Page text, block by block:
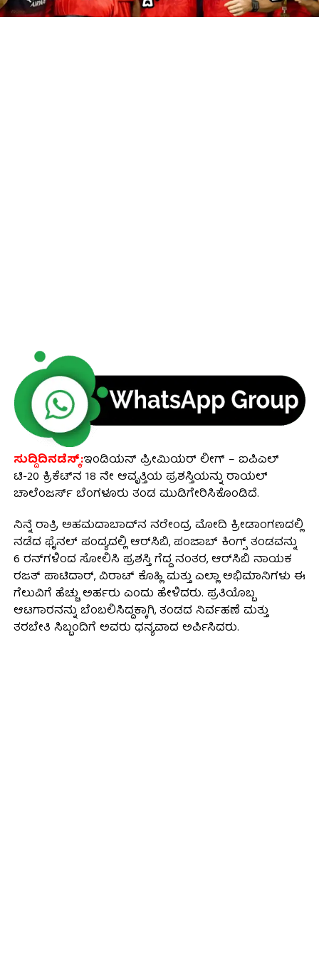
ಸುದ್ದಿದಿನಡೆಸ್ಕ್:ಇಂಡಿಯನ್ ಪ್ರೀಮಿಯರ್ ಲೀಗ್ – ಐಪಿಎಲ್
ಟಿ-20 ಕ್ರಿಕೆಟ್‌ನ 18 ನೇ ಆವೃತ್ತಿಯ ಪ್ರಶಸ್ತಿಯನ್ನು ರಾಯಲ್
ಚಾಲೆಂಜರ್ಸ್ ಬೆಂಗಳೂರು ತಂಡ ಮುಡಿಗೇರಿಸಿಕೊಂಡಿದೆ.
ನಿನ್ನೆ ರಾತ್ರಿ ಅಹಮದಾಬಾದ್‌ನ ನರೇಂದ್ರ ಮೋದಿ ಕ್ರೀಡಾಂಗಣದಲ್ಲಿ
ನಡೆದ ಫೈನಲ್ ಪಂದ್ಯದಲ್ಲಿ ಆರ್‌ಸಿಬಿ, ಪಂಜಾಬ್ ಕಿಂಗ್ಸ್ ತಂಡವನ್ನು
6 ರನ್‌ಗಳಿಂದ ಸೋಲಿಸಿ ಪ್ರಶಸ್ತಿ ಗೆದ್ದ ನಂತರ, ಆರ್‌ಸಿಬಿ ನಾಯಕ
ರಜತ್ ಪಾಟಿದಾರ್, ವಿರಾಟ್ ಕೊಹ್ಲಿ ಮತ್ತು ಎಲ್ಲಾ ಅಭಿಮಾನಿಗಳು ಈ
ಗೆಲುವಿಗೆ ಹೆಚ್ಚು ಅರ್ಹರು ಎಂದು ಹೇಳಿದರು. ಪ್ರತಿಯೊಬ್ಬ
ಆಟಗಾರನನ್ನು ಬೆಂಬಲಿಸಿದ್ದಕ್ಕಾಗಿ, ತಂಡದ ನಿರ್ವಹಣೆ ಮತ್ತು
ತರಬೇತಿ ಸಿಬ್ಬಂದಿಗೆ ಅವರು ಧನ್ಯವಾದ ಅರ್ಪಿಸಿದರು.